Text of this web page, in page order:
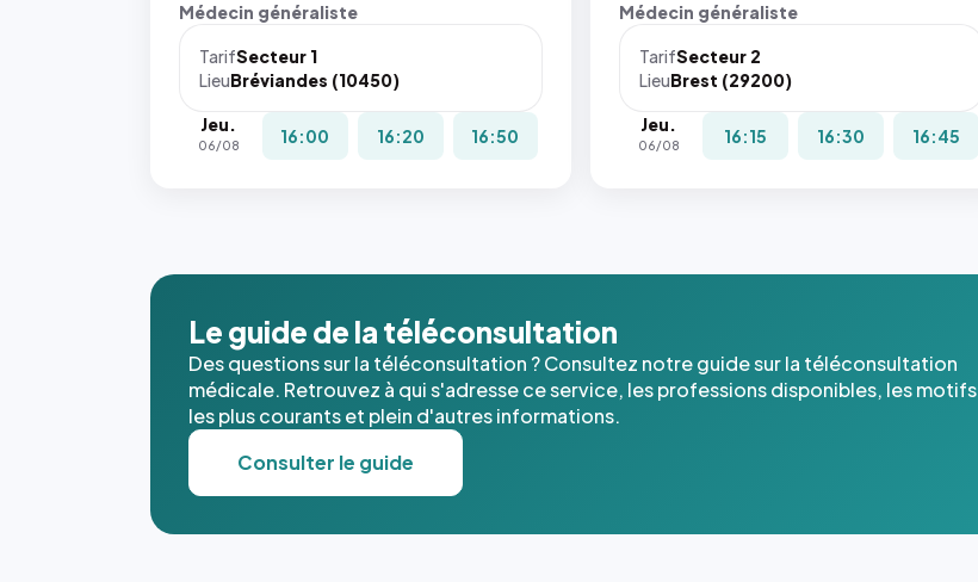
Médecin généraliste
TarifSecteur 1
LieuBréviandes (10450)
Jeu.
06/08 16:00 16:20 16:50
Médecin généraliste
TarifSecteur 2
LieuBrest (29200)
Jeu.
06/08 16:15 16:30 16:45
Le guide de la téléconsultation
Des questions sur la téléconsultation ? Consultez notre guide sur la téléconsultation
médicale. Retrouvez à qui s'adresse ce service, les professions disponibles, les motifs
les plus courants et plein d'autres informations.
Consulter le guide